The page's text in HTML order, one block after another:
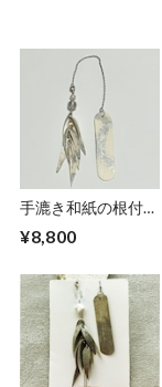
手漉き和紙の根付
¥8,800